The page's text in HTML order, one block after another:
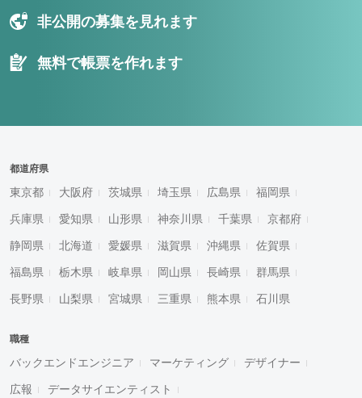
非公開の募集を見れます
無料で帳票を作れます
都道府県
東京都 大阪府 茨城県 埼玉県 広島県 福岡県
兵庫県 愛知県 山形県 神奈川県 千葉県 京都府
静岡県 北海道 愛媛県 滋賀県 沖縄県 佐賀県
福島県 栃木県 岐阜県 岡山県 長崎県 群馬県
長野県 山梨県 宮城県 三重県 熊本県 石川県
職種
バックエンドエンジニア マーケティング デザイナー
広報 データサイエンティスト